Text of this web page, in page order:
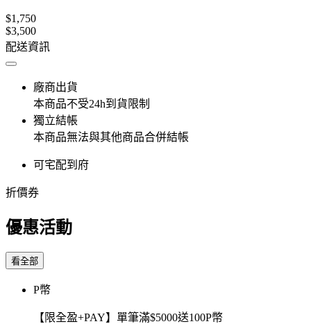
$1,750
$3,500
配送資訊
廠商出貨
本商品不受24h到貨限制
獨立結帳
本商品無法與其他商品合併結帳
可宅配到府
折價券
優惠活動
看全部
P幣
【限全盈+PAY】單筆滿$5000送100P幣